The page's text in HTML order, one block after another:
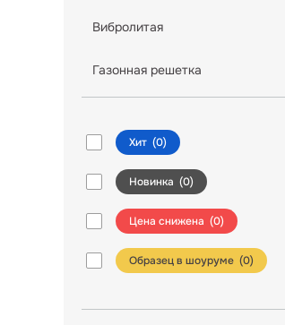
Вибролитая
Газонная решетка
Хит(0)
Новинка (0)
Цена снижена (0)
Образец в шоуруме (0)